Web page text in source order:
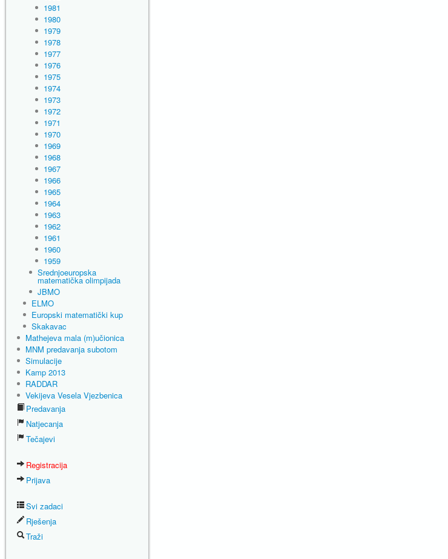
1981
1980
1979
1978
1977
1976
1975
1974
1973
1972
1971
1970
1969
1968
1967
1966
1965
1964
1963
1962
1961
1960
1959
Srednjoeuropska
matematička olimpijada
JBMO
ELMO
Europski matematički kup
Skakavac
Mathejeva mala (m)učionica
MNM predavanja subotom
Simulacije
Kamp 2013
RADDAR
Vekijeva Vesela Vjezbenica
Predavanja
Natjecanja
Tečajevi
Registracija
Prijava
Svi zadaci
Rješenja
Traži